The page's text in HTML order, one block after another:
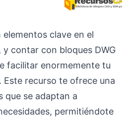
elementos clave en el
contar con bloques DWG
facilitar enormemente tu
Este recurso te ofrece una
que se adaptan a
permitiéndote